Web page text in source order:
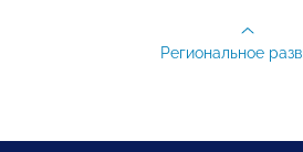
Региональное